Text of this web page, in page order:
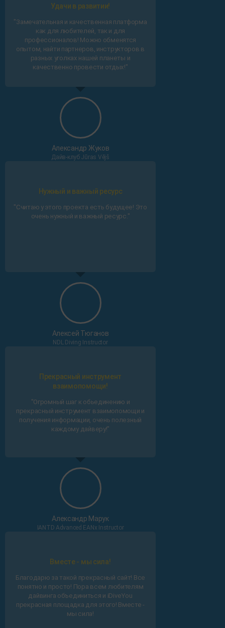
Удачи в развитии!
"Замечательная и качественная платформа
как для любителей, так и для
профессионалов! Можно обменятся
опытом, найти партнеров, инструкторов в
разных уголках нашей планеты и
качественно провести отдых!"
Александр Жуков
Дайв-клуб Jūras Vējš
Нужный и важный ресурс
"Считаю у этого проекта есть будущее! Это
очень нужный и важный ресурс."
Алексей Тюганов
NDL Diving Instructor
Прекрасный инструмент
взаимопомощи!
"Огромный шаг к обьединению и
прекрасный инструмент взаимопомощи и
получения информации, очень полезный
каждому дайверу!"
Александр Марук
IANTD Advanced EANx Instructor
Вместе - мы сила!
Благодарю за такой прекрасный сайт! Все
понятно и просто! Пора всем любителям
дайвинга объединиться и iDiveYou
прекрасная площадка для этого! Вместе -
мы сила!